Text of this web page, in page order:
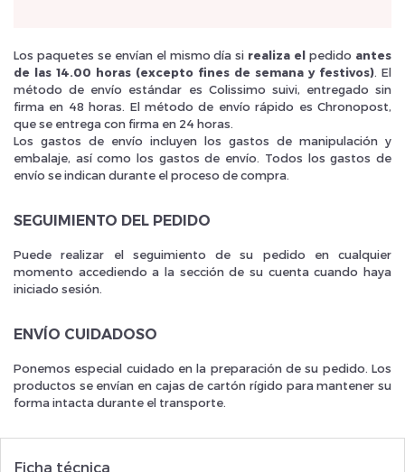
Inscrivez vous et ainsi bénéficier des tarifs professionnel
Los paquetes se envían el mismo día si realiza el pedido antes
de las 14.00 horas (excepto fines de semana y festivos) . El
método de envío estándar es Colissimo suivi, entregado sin
firma en 48 horas. El método de envío rápido es Chronopost,
que se entrega con firma en 24 horas.
Los gastos de envío incluyen los gastos de manipulación y
embalaje, así como los gastos de envío. Todos los gastos de
envío se indican durante el proceso de compra.
SEGUIMIENTO DEL PEDIDO
Puede realizar el seguimiento de su pedido en cualquier
momento accediendo a la sección de su cuenta cuando haya
iniciado sesión.
ENVÍO CUIDADOSO
Ponemos especial cuidado en la preparación de su pedido. Los
productos se envían en cajas de cartón rígido para mantener su
forma intacta durante el transporte.
Ficha técnica